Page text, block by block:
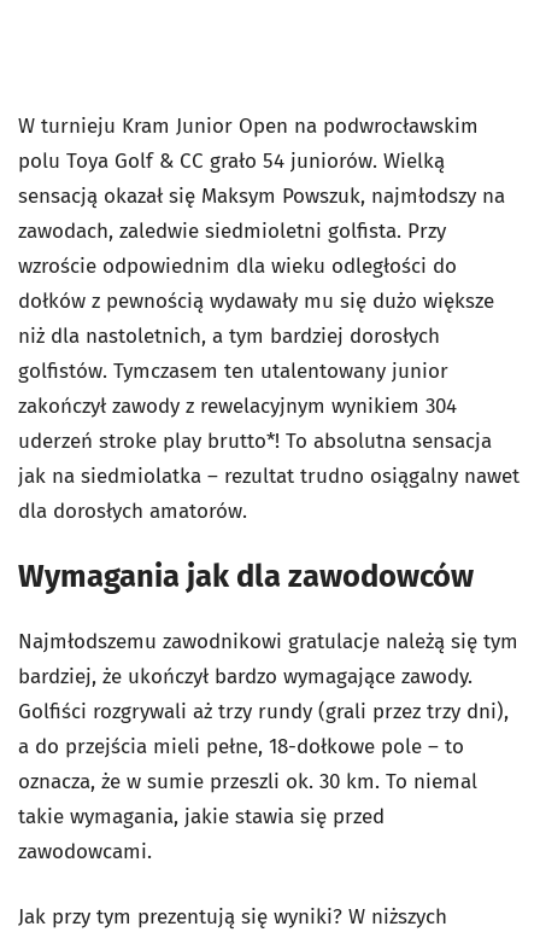
W turnieju Kram Junior Open na podwrocławskim
polu Toya Golf & CC grało 54 juniorów. Wielką
sensacją okazał się Maksym Powszuk, najmłodszy na
zawodach, zaledwie siedmioletni golfista. Przy
wzroście odpowiednim dla wieku odległości do
dołków z pewnością wydawały mu się dużo większe
niż dla nastoletnich, a tym bardziej dorosłych
golfistów. Tymczasem ten utalentowany junior
zakończył zawody z rewelacyjnym wynikiem 304
uderzeń stroke play brutto*! To absolutna sensacja
jak na siedmiolatka – rezultat trudno osiągalny nawet
dla dorosłych amatorów.
Wymagania jak dla zawodowców
Najmłodszemu zawodnikowi gratulacje należą się tym
bardziej, że ukończył bardzo wymagające zawody.
Golfiści rozgrywali aż trzy rundy (grali przez trzy dni),
a do przejścia mieli pełne, 18-dołkowe pole – to
oznacza, że w sumie przeszli ok. 30 km. To niemal
takie wymagania, jakie stawia się przed
zawodowcami.
Jak przy tym prezentują się wyniki? W niższych